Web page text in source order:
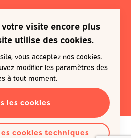
m'inscrire à une
PLUS
visite encore plus
utilise des cookies.
vous acceptez nos cookies.
modifier les paramètres des
à tout moment.
les cookies
cookies techniques